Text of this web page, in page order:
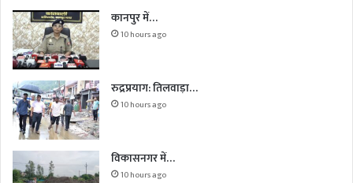
कानपुर में…
10 hours ago
रुद्रप्रयाग: तिलवाड़ा…
10 hours ago
विकासनगर में…
10 hours ago